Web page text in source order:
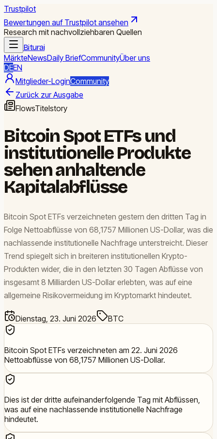
Trustpilot
Bewertungen auf Trustpilot ansehen
Research mit nachvollziehbaren Quellen
Biturai
MärkteNewsDaily BriefCommunityÜber uns
DEEN
Mitglieder-LoginCommunity
Zurück zur Ausgabe
FlowsTitelstory
Bitcoin Spot ETFs und
institutionelle Produkte
sehen anhaltende
Kapitalabflüsse
Bitcoin Spot ETFs verzeichneten gestern den dritten Tag in
Folge Nettoabflüsse von 68,1757 Millionen US-Dollar, was die
nachlassende institutionelle Nachfrage unterstreicht. Dieser
Trend spiegelt sich in breiteren institutionellen Krypto-
Produkten wider, die in den letzten 30 Tagen Abflüsse von
insgesamt 8 Milliarden US-Dollar erlebten, was auf eine
allgemeine Risikovermeidung im Kryptomarkt hindeutet.
Dienstag, 23. Juni 2026 BTC
Bitcoin Spot ETFs verzeichneten am 22. Juni 2026
Nettoabflüsse von 68,1757 Millionen US-Dollar.
Dies ist der dritte aufeinanderfolgende Tag mit Abflüssen,
was auf eine nachlassende institutionelle Nachfrage
hindeutet.